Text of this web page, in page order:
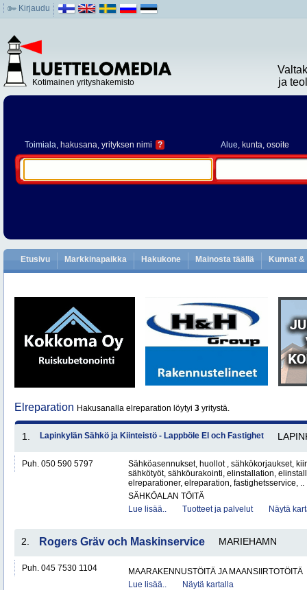
Kirjaudu
Kotimainen yrityshakemisto
ja
Toimiala, hakusana, yrityksen nimi ? Alue, kunta, osoite
Etusivu Markkinapaikka Hakukone Mainosta täällä Kunnat
Elreparation Hakusanalla elreparation löytyi 3 yritystä.
1. Lapinkylän Sähkö ja Kiinteistö - Lappböle El och Fastighet
Puh. 050 590 5797
Sähköasennukset, huollot , sähkökorjaukset,
sähkötyöt, sähköurakointi, elinstallation,
elreparationer, elreparation, fastighetsservice, ..
SÄHKÖALAN TÖITÄ
Lue lisää..
Tuotteet ja palvelut Näytä
2. Rogers Gräv och Maskinservice MARIEHAMN
Puh. 045 7530 1104
MAARAKENNUSTÖITÄ JA MAANSIIRTOTÖITÄ
Lue lisää..
Näytä kartalla